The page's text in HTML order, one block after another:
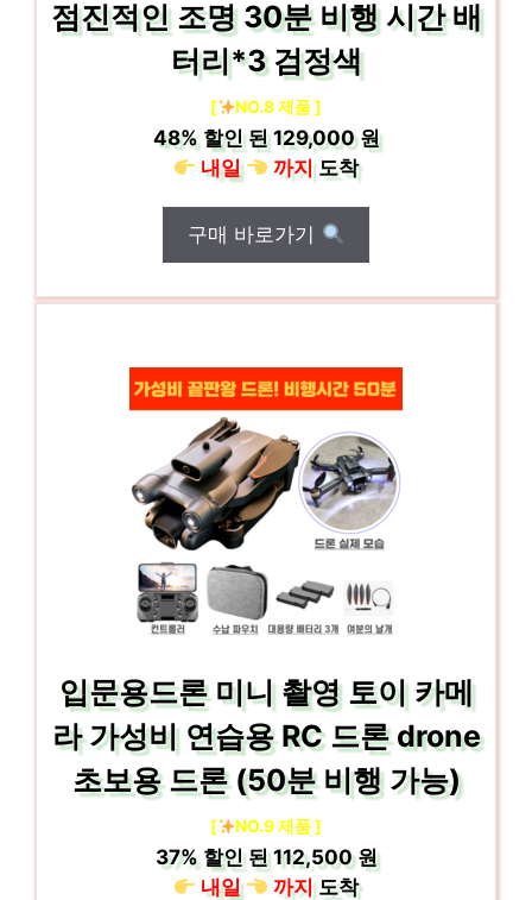
점진적인 조명 30분 비행 시간 배
터리*3 검정색
[ NO.8 제품 ]
48%할인 된129,000 원
내일
까지도착
구매 바로가기
입문용드론 미니 촬영 토이 카메
라 가성비 연습용 RC 드론 drone
초보용 드론 (50분 비행 가능)
[ NO.9 제품 ]
37%할인 된112,500 원
내일
까지도착